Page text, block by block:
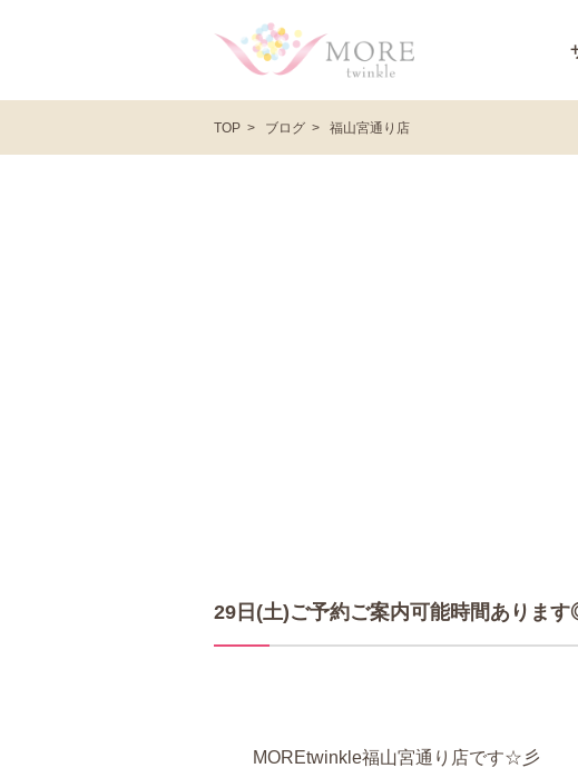
TOP ブログ 福山宮通り店
29日(土)ご予約ご案内可能時間ありま
MOREtwinkle福山宮通り店です☆彡